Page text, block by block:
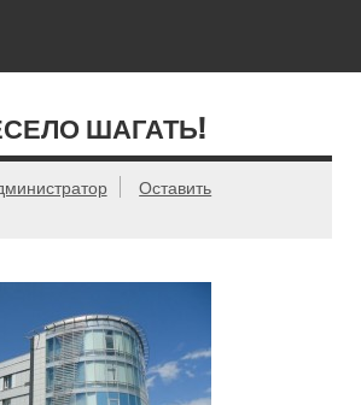
ШАГАТЬ!
Оставить